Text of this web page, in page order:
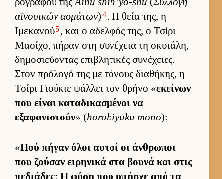
αϊνουι­κών ασμάτων)4. Η θεία της, η
Ιμεκανού5, και ο αδελ­φός της, ο Τσίρι
Μασίχο, πήραν στη συνέχεια τη σκυτάλη,
δημοσιεύ­οντας επιβλητικές συνέχειες.
Στον πρόλογό της με τόνους δια­θήκης, η
Τσίρι Γιού­κιε ψάλ­λει τον θρήνο «εκεί­νων
που εί­ναι καταδικασμένοι να
εξαφανιστούν» (horobiyuku mono):
«Πού πήγαν όλοι αυ­τοί οι άν­θρωποι
που ζού­σαν ει­ρηνικά στα βουνά και στις
πεδιάδες; Η φύση που υπήρχε από τα